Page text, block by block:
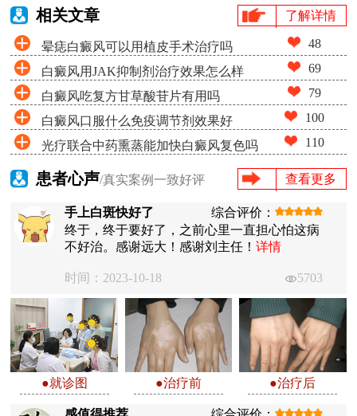
相关文章 了解详情
晕痣白癜风可以用植皮手术治疗吗 48
白癜风用JAK抑制剂治疗效果怎么样 69
白癜风吃复方甘草酸苷片有用吗 79
白癜风口服什么免疫调节剂效果好 100
光疗联合中药熏蒸能加快白癜风复色吗 110
患者心声/真实案例一致好评 查看更多
手上白斑快好了
综合评价：
终于，终于要好了，之前心里一直担心怕这病
不好治。感谢远大！感谢刘主任！详情
时间：2023-10-18 5703
●就诊图 ●治疗前 ●治疗后